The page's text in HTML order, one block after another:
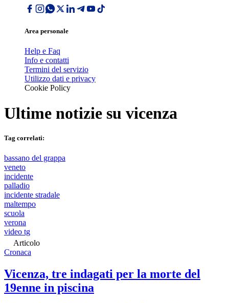
Area personale
Help e Faq
Info e contatti
Termini del servizio
Utilizzo dati e privacy
Cookie Policy
Ultime notizie su vicenza
Tag correlati:
bassano del grappa
veneto
incidente
palladio
incidente stradale
maltempo
scuola
verona
video tg
Articolo
Cronaca
Vicenza, tre indagati per la morte del
19enne in piscina